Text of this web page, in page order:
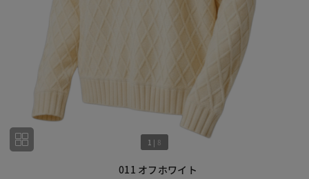
011 オフホワイト
1 | 8